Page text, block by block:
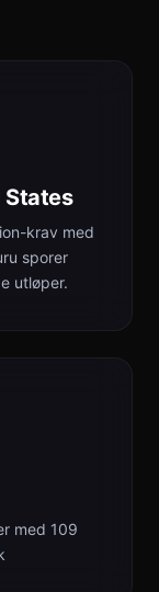
States
krav med
sporer
utløper.
med 109